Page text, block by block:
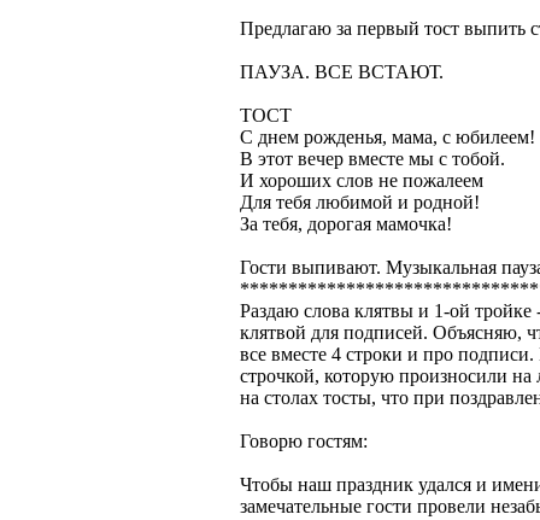
Предлагаю за первый тост выпить
ПАУЗА. ВСЕ ВСТАЮТ.
ТОСТ
С днем рожденья, мама, с юбилеем!
В этот вечер вместе мы с тобой.
И хороших слов не пожалеем
Для тебя любимой и родной!
За тебя, дорогая мамочка!
Гости выпивают. Музыкальная
Раздаю слова клятвы и 1-ой тройке
клятвой для подписей. Объясняю,
все вместе 4 строки и про
строчкой, которую произносили
на столах тосты, что при
Говорю гостям:
Чтобы наш праздник удался и
замечательные гости провели